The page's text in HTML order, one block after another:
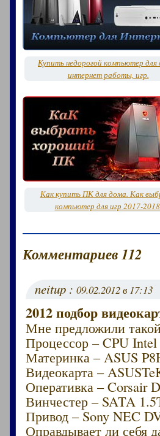
Купить недорогой компьютер для
интернет работы, игр.
Как купить ПК для дома. Как
компьютер для игр 2017-
Комментариев 112
neitup :09.02.2012 в 17:13
2012 подбор
Мне предложили
Процессор – CPU
Материнка – ASUS
Видеокарта –
Оперативка – Corsair
Винчестер – SATA
Привод – Sony NEC
Оправдывает ли себя